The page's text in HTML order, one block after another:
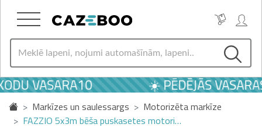
VASARA10 ☀️ PĒDĒJĀS
Markīzes un saulessargs
Motorizēta markīze
FAZZIO 5x3m bēša puskasetes motori…